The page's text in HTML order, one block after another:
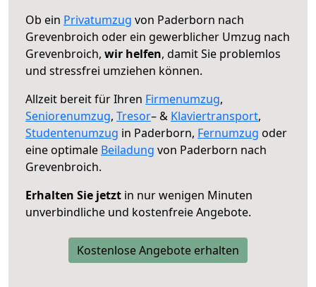
Ob ein Privatumzug von Paderborn nach
Grevenbroich oder ein gewerblicher Umzug nach
Grevenbroich, wir helfen, damit Sie problemlos
und stressfrei umziehen können.
Allzeit bereit für Ihren Firmenumzug,
Seniorenumzug, Tresor– & Klaviertransport,
Studentenumzug in Paderborn, Fernumzug oder
eine optimale Beiladung von Paderborn nach
Grevenbroich.
Erhalten Sie jetzt in nur wenigen Minuten
unverbindliche und kostenfreie Angebote.
Kostenlose Angebote erhalten